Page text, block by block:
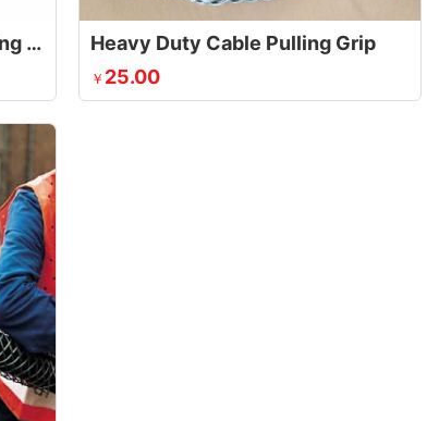
Single Offset Eye Cable Pulling Grip Heavy Duty Cable Pulling Grip
￥ 25.00